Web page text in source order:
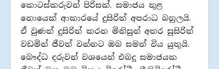
කොටස්කරුවන් පිරිසක්. සමාජය තුළ
නොයෙක් ආකාරයේ දුසිරිත් අපරාධ බහුලයි.
ඒ වුණත් දුසිරිත් කරන මිනිසුන් අතර සුසිරිත්
වඩමින් ජීවත් වන්නට ඔබ සමත් විය යුතුයි.
බෞද්ධ දරුවන් වශයෙන් එබදු සමාජයක